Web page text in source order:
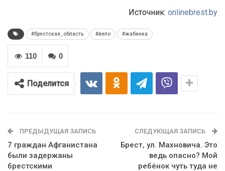
Источник: onlinebrest.by
#брестская_область #вело #жабинка
0
110
Поделится
ПРЕДЫДУЩАЯ ЗАПИСЬ
7 граждан Афганистана
были задержаны
брестскими
СЛЕДУЮЩАЯ ЗАПИСЬ
Брест, ул. Махновича. Это
ведь опасно? Мой
ребёнок чуть туда не